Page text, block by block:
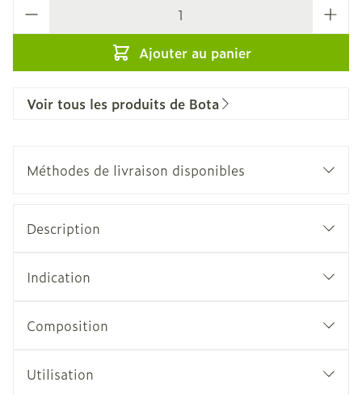
Ajouter au panier
Voir tous les produits de Bota
Méthodes de livraison disponibles
Description
Indication
Composition
Utilisation